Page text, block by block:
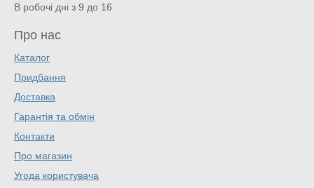
В робочі дні з 9 до 16
Про нас
Каталог
Придбання
Доставка
Гарантія та обмін
Контакти
Про магазин
Угода користувача